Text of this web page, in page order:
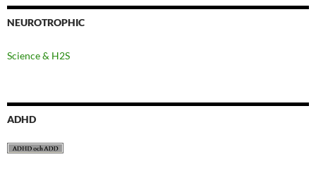
NEUROTROPHIC
Science & H2S
ADHD